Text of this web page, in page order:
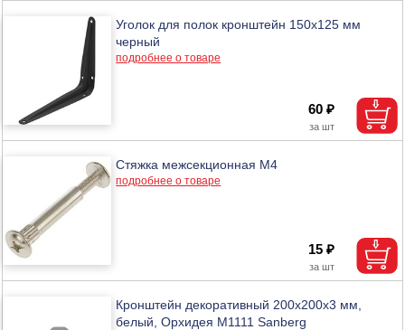
Уголок для полок кронштейн 150х125 мм
черный
подробнее о товаре
60 ₽
Стяжка межсекционная М4
подробнее о товаре
15 ₽
Кронштейн декоративный 200х200х3 мм,
белый, Орхидея М1111 Sanberg